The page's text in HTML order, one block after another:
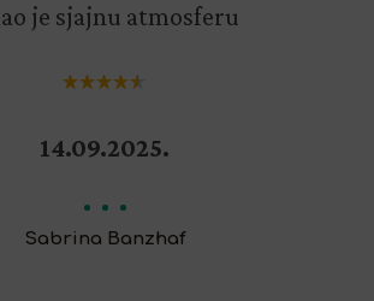
je sjajnu atmosferu
14.09.2025.
Sabrina Banzhaf